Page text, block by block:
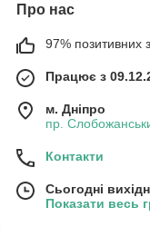
Про нас
97% позитивних з
Працює з
м. Дніпро
пр.
Контакти
Сьогодні
Показати весь